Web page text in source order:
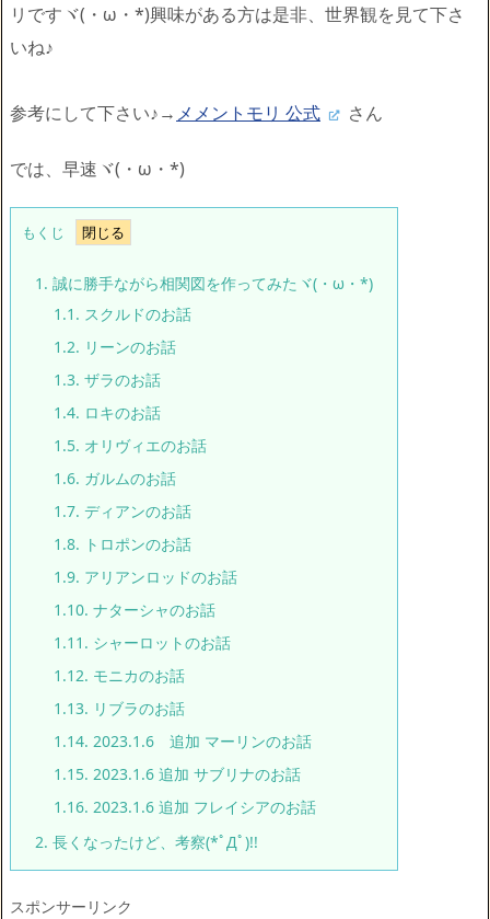
リですヾ(・ω・*)興味がある方は是非、世界観を見て下さ
いね♪
参考にして下さい♪→ メメントモリ 公式 さん
では、早速ヾ(・ω・*)
もくじ
1. 誠に勝手ながら相関図を作ってみたヾ(・ω・*)
1.1. スクルドのお話
1.2. リーンのお話
1.3. ザラのお話
1.4. ロキのお話
1.5. オリヴィエのお話
1.6. ガルムのお話
1.7. ディアンのお話
1.8. トロポンのお話
1.9. アリアンロッドのお話
1.10. ナターシャのお話
1.11. シャーロットのお話
1.12. モニカのお話
1.13. リブラのお話
1.14. 2023.1.6 追加 マーリンのお話
1.15. 2023.1.6 追加 サブリナのお話
1.16. 2023.1.6 追加 フレイシアのお話
2. 長くなったけど、考察(*ﾟДﾟ)!!
スポンサーリンク